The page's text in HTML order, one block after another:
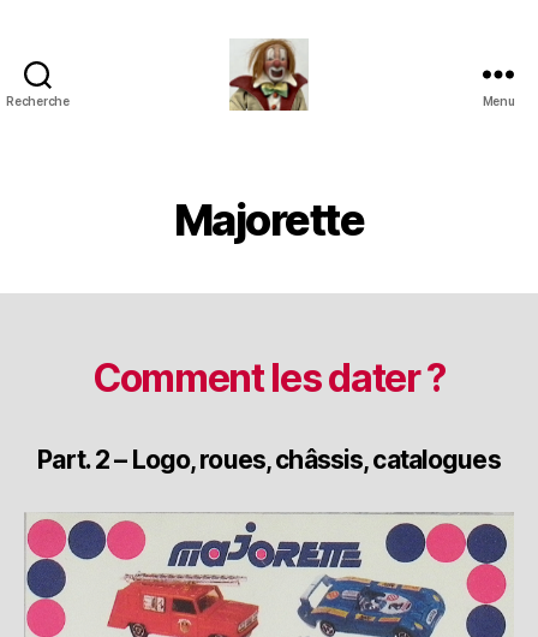
Recherche
Collection
Menu
Majorette
Comment les dater ?
Part. 2 – Logo, roues, châssis, catalogues